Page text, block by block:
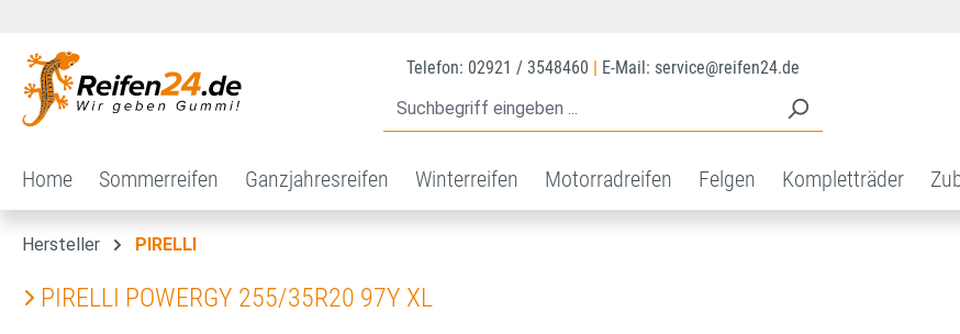
Telefon: 02921 / 3548460 E-Mail: service@reifen24.de
Home Sommerreifen Ganzjahresreifen Winterreifen Motorradreifen Felgen Kompletträder
Hersteller PIRELLI
PIRELLI POWERGY 255/35R20 97Y XL